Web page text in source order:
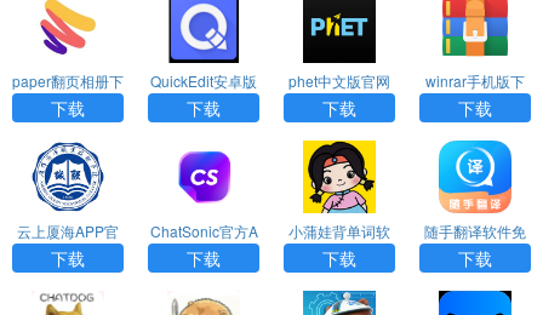
paper翻页相册下
载官方原版
下载
QuickEdit安卓版
下载
下载
phet中文版官网
版下载
下载
winrar手机版下
载
下载
云上厦海APP官
方正版下载
下载
ChatSonic官方A
PP免费下载
下载
小蒲娃背单词软
件下载安装免费
下载
随手翻译软件免
费版下载
下载